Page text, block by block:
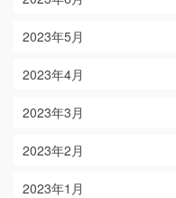
2023年5月
2023年4月
2023年3月
2023年2月
2023年1月